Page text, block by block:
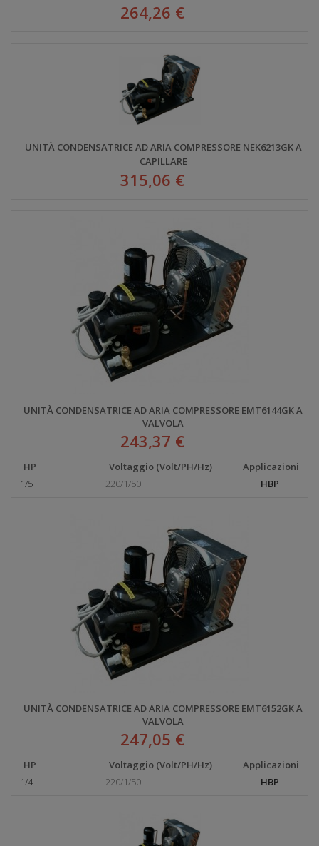
264,26 €
UNITÀ CONDENSATRICE AD ARIA COMPRESSORE NEK6213GK A
CAPILLARE
315,06 €
UNITÀ CONDENSATRICE AD ARIA COMPRESSORE EMT6144GK A
VALVOLA
243,37 €
HP Voltaggio (Volt/PH/Hz)
Applicazioni
1/5
220/1/50 HBP
UNITÀ CONDENSATRICE AD ARIA COMPRESSORE EMT6152GK A
VALVOLA
247,05 €
HP Voltaggio (Volt/PH/Hz)
Applicazioni
1/4
220/1/50 HBP